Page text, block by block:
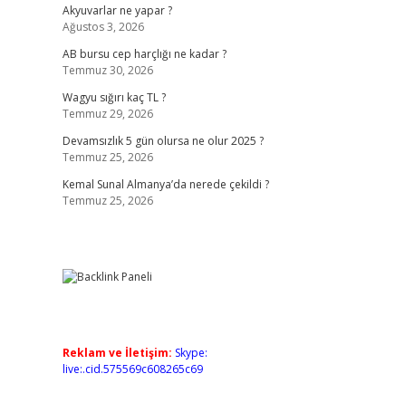
Akyuvarlar ne yapar ?
Ağustos 3, 2026
AB bursu cep harçlığı ne kadar ?
Temmuz 30, 2026
Wagyu sığırı kaç TL ?
Temmuz 29, 2026
Devamsızlık 5 gün olursa ne olur 2025 ?
Temmuz 25, 2026
Kemal Sunal Almanya’da nerede çekildi ?
Temmuz 25, 2026
Reklam ve İletişim: Skype:
live:.cid.575569c608265c69